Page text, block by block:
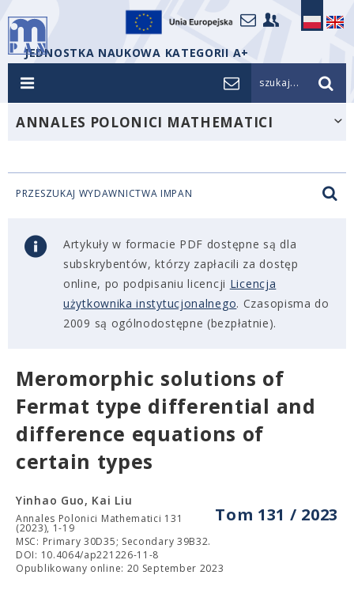
JEDNOSTKA NAUKOWA KATEGORII A+
szukaj...
ANNALES POLONICI MATHEMATICI
PRZESZUKAJ WYDAWNICTWA IMPAN
Artykuły w formacie PDF dostępne są dla
subskrybentów, którzy zapłacili za dostęp
online, po podpisaniu licencji Licencja
użytkownika instytucjonalnego. Czasopisma do
2009 są ogólnodostępne (bezpłatnie).
Meromorphic solutions of
Fermat type differential and
difference equations of
certain types
Tom 131 / 2023
Yinhao Guo, Kai Liu
Annales Polonici Mathematici 131
(2023), 1-19
MSC: Primary 30D35; Secondary 39B32.
DOI: 10.4064/ap221226-11-8
Opublikowany online: 20 September 2023